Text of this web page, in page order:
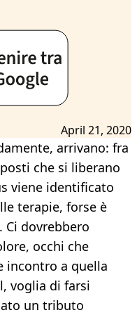
April 21, 2020
arrivano: fra
che si liberano
viene identificato
terapie, forse è
dovrebbero
occhi che
incontro a quella
voglia di farsi
un tributo